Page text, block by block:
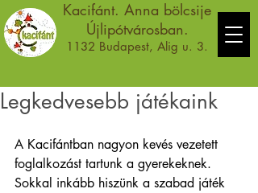
Kacifánt. Anna bölcsije
Újlipótvárosban.
1132 Budapest, Alig u. 3.
Legkedvesebb játékaink
A Kacifántban nagyon kevés vezetett
foglalkozást tartunk a gyerekeknek.
Sokkal inkább hiszünk a szabad játék